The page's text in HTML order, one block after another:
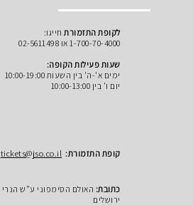
לקופת התזמורתחייגו:
1-700-70-4000 או 02-5611498
שעות פעילות הקופה:
ימים א'-ה' בין השעות 10:00-19:00
יום ו' בין 10:00-13:00
קופת התזמורת: tickets@jso.co.il
כתובת:
ירושלים